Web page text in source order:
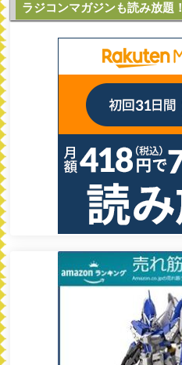
ラジコンマガジンも読み放題！